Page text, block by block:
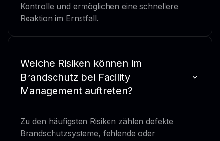
Kontrolle und ermöglichen eine schnellere
Reaktion im Ernstfall.
Welche Risiken können im
Brandschutz bei Facility
Management auftreten?
Zu den häufigsten Risiken zählen defekte
Brandschutzsysteme, fehlende oder